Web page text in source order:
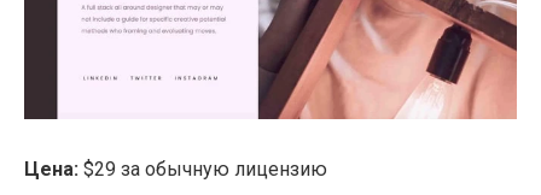
Цена: $29 за обычную лицензию